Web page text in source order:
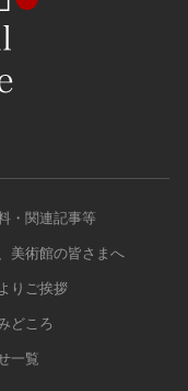
・関連記事等
美術館の皆さまへ
りご挨拶
どころ
一覧